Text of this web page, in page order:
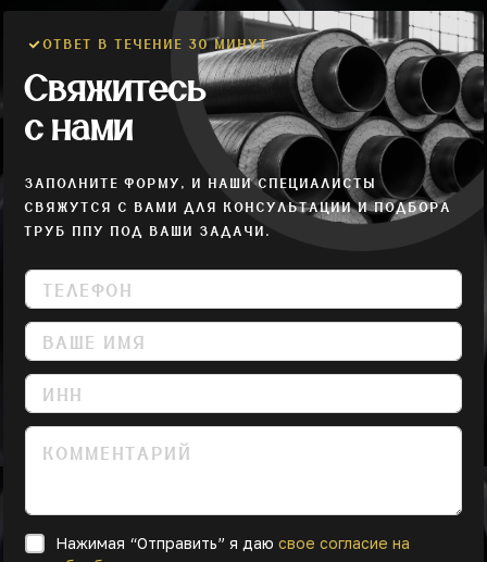
ОТВЕТ В ТЕЧЕНИЕ 30 МИНУТ
Свяжитесь
с нами
ЗАПОЛНИТЕ ФОРМУ, И НАШИ СПЕЦИАЛИСТЫ
СВЯЖУТСЯ С ВАМИ ДЛЯ КОНСУЛЬТАЦИИ И ПОДБОРА
ТРУБ ППУ ПОД ВАШИ ЗАДАЧИ.
Нажимая “Отправить” я даю свое согласие на